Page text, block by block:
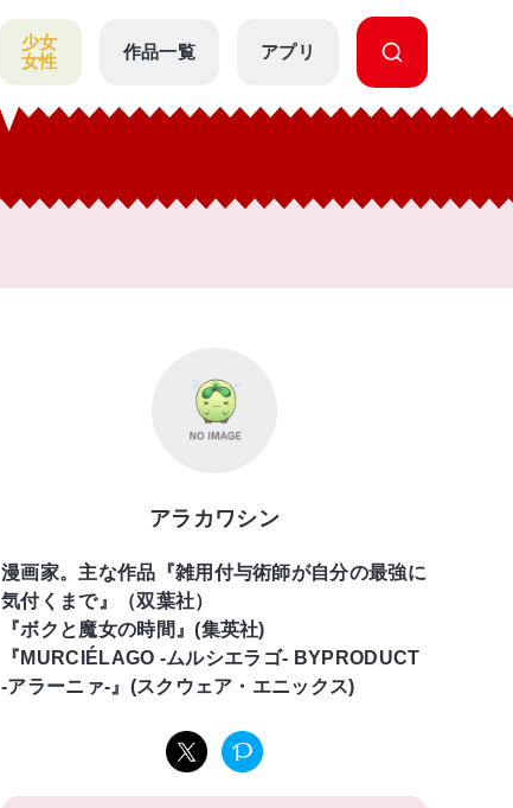
少女
女性
作品一覧 アプリ
アラカワシン
漫画家。主な作品『雑用付与術師が自分の最強に
気付くまで』（双葉社）
『ボクと魔女の時間』(集英社)
『MURCIÉLAGO -ムルシエラゴ- BYPRODUCT
-アラーニァ-』(スクウェア・エニックス)